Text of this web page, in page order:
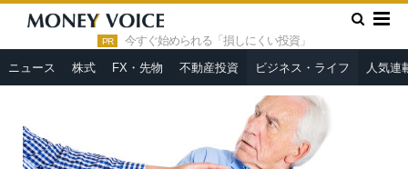
PR 今すぐ始められる「損しにくい投資」
ニュース 株式 FX・先物 不動産投資 ビジネス・ライフ 人気連
HOME » ビジネス・ライフ
恐怖の「公的年金ギャンブル化計
画」4ヶ月で約1.4兆円の損失を出す＝元ファンドマネジャー・近藤